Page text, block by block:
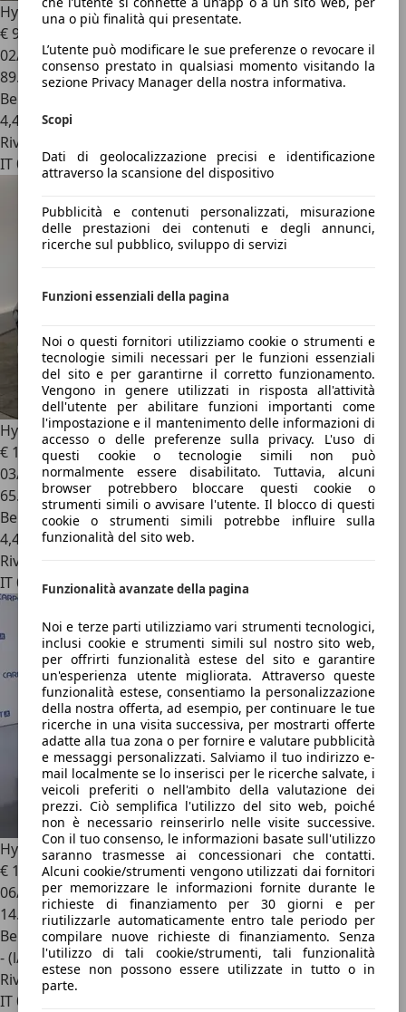
una o più finalità qui presentate.
L’utente può modificare le sue preferenze o revocare il
consenso prestato in qualsiasi momento visitando la
sezione Privacy Manager della nostra informativa.
Scopi
Dati di geolocalizzazione precisi e identificazione
attraverso la scansione del dispositivo
Pubblicità e contenuti personalizzati, misurazione
delle prestazioni dei contenuti e degli annunci,
ricerche sul pubblico, sviluppo di servizi
Funzioni essenziali della pagina
Noi o questi fornitori utilizziamo cookie o strumenti e
tecnologie simili necessari per le funzioni essenziali
del sito e per garantirne il corretto funzionamento.
Vengono in genere utilizzati in risposta all'attività
dell'utente per abilitare funzioni importanti come
l'impostazione e il mantenimento delle informazioni di
accesso o delle preferenze sulla privacy. L'uso di
questi cookie o tecnologie simili non può
normalmente essere disabilitato. Tuttavia, alcuni
browser potrebbero bloccare questi cookie o
strumenti simili o avvisare l'utente. Il blocco di questi
cookie o strumenti simili potrebbe influire sulla
funzionalità del sito web.
Funzionalità avanzate della pagina
Noi e terze parti utilizziamo vari strumenti tecnologici,
inclusi cookie e strumenti simili sul nostro sito web,
per offrirti funzionalità estese del sito e garantire
un'esperienza utente migliorata. Attraverso queste
funzionalità estese, consentiamo la personalizzazione
della nostra offerta, ad esempio, per continuare le tue
ricerche in una visita successiva, per mostrarti offerte
adatte alla tua zona o per fornire e valutare pubblicità
e messaggi personalizzati. Salviamo il tuo indirizzo e-
mail localmente se lo inserisci per le ricerche salvate, i
veicoli preferiti o nell'ambito della valutazione dei
prezzi. Ciò semplifica l'utilizzo del sito web, poiché
non è necessario reinserirlo nelle visite successive.
Con il tuo consenso, le informazioni basate sull'utilizzo
saranno trasmesse ai concessionari che contatti.
Alcuni cookie/strumenti vengono utilizzati dai fornitori
per memorizzare le informazioni fornite durante le
richieste di finanziamento per 30 giorni e per
riutilizzarle automaticamente entro tale periodo per
compilare nuove richieste di finanziamento. Senza
l'utilizzo di tali cookie/strumenti, tali funzionalità
estese non possono essere utilizzate in tutto o in
parte.
Hyundai i101.0 Advanced | OPZIONE RATE NO BANCA
€ 9.900
02/2022
89.756 km
Benzina
4,4 l/100 km (comb.)
Rivenditore
IT 00178
Hyundai i101.0 mpi Advanced | OPZIONE RATE NO BANCA
€ 10.500
03/2022
65.037 km
Benzina
4,4 l/100 km (comb.)
Rivenditore
IT 00178
Hyundai i101.0 mpi connectline 63cv
€ 11.3201
06/2025
14.953 km
Benzina
- (l/100 km)
Rivenditore
IT 00128